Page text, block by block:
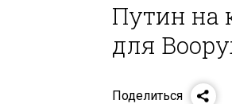
Путин на
для
Поделиться